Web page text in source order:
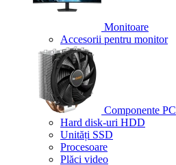
Monitoare
Accesorii pentru monitor
Componente PC
Hard disk-uri HDD
Unități SSD
Procesoare
Plăci video